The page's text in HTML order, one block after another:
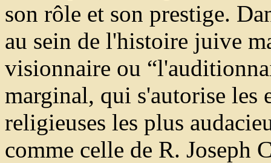
son rôle et son prestige.
au sein de l'histoire juive
visionnaire ou
marginal, qui s'autorise les
religieuses les plus
comme celle de R. Joseph